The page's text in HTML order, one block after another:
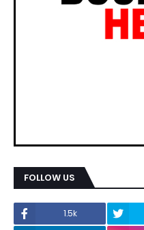
FOLLOW US
1.5k